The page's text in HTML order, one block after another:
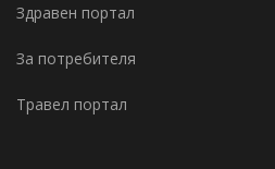
Здравен портал
За потребителя
Травел портал